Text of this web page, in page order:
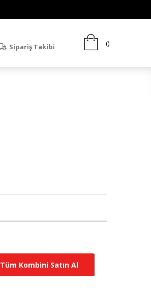
Sipariş Takibi
Tüm Kombini Satın Al